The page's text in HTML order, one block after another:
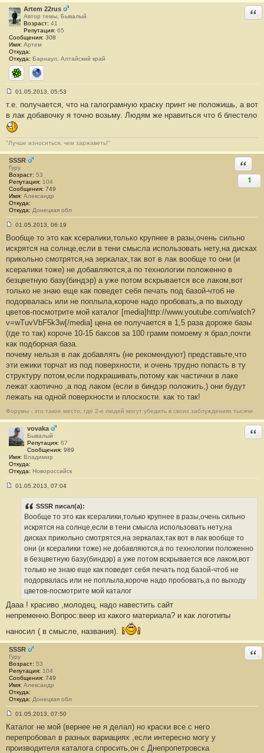
#
9
Artem 22rus
Автор темы, Бывалый
Возраст: 41
Репутация: 65
Сообщения: 308
Имя: Артем
Откуда:
Откуда: Барнаул, Алтайский край
ICQ Сайт
о
б
щ
е
н
и
е
#
1
0
01.05.2013, 05:53
т.е. получается, что на галограмную краску принт не положишь, а вот
в лак добавочку я точно возьму. Людям же нравиться что б блестело
"Лучше износиться, чем заржаветь!"
SSSR
Гуру
Возраст: 53
Репутация: 104
Сообщения: 749
Имя: Александр
Откуда:
Откуда: Донецкая обл
1
о
б
щ
н
и
#
1
1
01.05.2013, 06:19
Вообще то это как ксералики,только крупнее в разы,очень сильно
искрятся на солнце,если в тени смысла использовать нету,на дисках
прикольно смотрятся,на зеркалах,так вот в лак вообще то они (и
ксералики тоже) не добавляются,а по технологии положенно в
безцветную базу(биндэр) а уже потом вскрывается все лаком,вот
только не знаю еще как поведет себя печать под базой-чтоб не
подорвалась или не поплыла,короче надо пробовать,а по выходу
цветов-посмотрите мой каталог [media]http://www.youtube.com/watch?
v=wTuvVbF5k3w[/media] цена ее получается в 1,5 раза дороже базы
(где то так) короче 10-15 баксов за 100 грамм помоему я брал,почти
как подборная база.
почему нельзя в лак добавлять (не рекомендуют) представьте,что
эти ежики торчат из под поверхности, и очень трудно попасть в ту
структуру потом,если подкрашивать,потому как частички в лаке
лежат хаотично ,а под лаком (если в биндэр положить,) они будут
лежать на одной поверхности и плоскости. как то так!
Форумы - это такое место, где 2-е людей могут убедить в своих заблуждениях тысячи
vovaka
Бывалый
Репутация: 67
Сообщения: 989
Имя: Владимир
Откуда:
Откуда: Новороссийск
01.05.2013, 07:04
SSSR писал(а):
Вообще то это как ксералики,только крупнее в разы,очень сильно
искрятся на солнце,если в тени смысла использовать нету,на
дисках прикольно смотрятся,на зеркалах,так вот в лак вообще то
они (и ксералики тоже) не добавляются,а по технологии положенно
в безцветную базу(биндэр) а уже потом вскрывается все лаком,вот
только не знаю еще как поведет себя печать под базой-чтоб не
подорвалась или не поплыла,короче надо пробовать,а по выходу
цветов-посмотрите мой каталог
Дааа ! красиво ,молодец, надо навестить сайт
непременно.Вопрос:веер из какого материала? и как логотипы
наносил ( в смысле, названия).
SSSR
Гуру
Возраст: 53
Репутация: 104
Сообщения: 749
Имя: Александр
Откуда:
Откуда: Донецкая обл
о
б
щ
01.05.2013, 07:50
Каталог не мой (вернее не я делал) но краски все с него
перепробовал в разных вариациях ,если интересно могу у
производителя каталога спросить,он с Днепропетровска